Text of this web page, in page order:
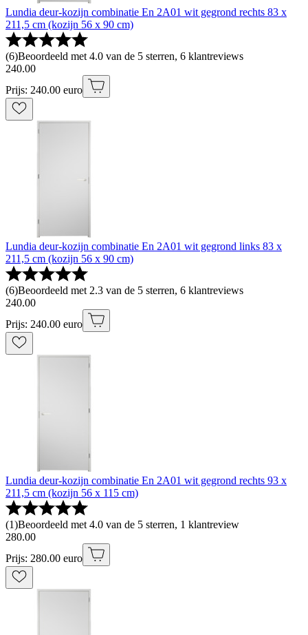
Lundia deur-kozijn combinatie En 2A01 wit gegrond rechts 83 x
211,5 cm (kozijn 56 x 90 cm)
(6)Beoordeeld met 4.0 van de 5 sterren, 6 klantreviews
240.00
Prijs: 240.00 euro
Lundia deur-kozijn combinatie En 2A01 wit gegrond links 83 x
211,5 cm (kozijn 56 x 90 cm)
(6)Beoordeeld met 2.3 van de 5 sterren, 6 klantreviews
240.00
Prijs: 240.00 euro
Lundia deur-kozijn combinatie En 2A01 wit gegrond rechts 93 x
211,5 cm (kozijn 56 x 115 cm)
(1)Beoordeeld met 4.0 van de 5 sterren, 1 klantreview
280.00
Prijs: 280.00 euro